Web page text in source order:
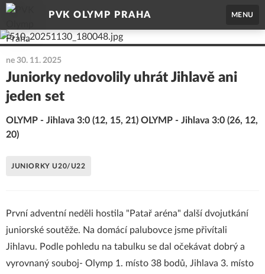
PVK OLYMP PRAHA MENU
ne 30. 11. 2025
Juniorky nedovolily uhrát Jihlavě ani
jeden set
OLYMP - Jihlava 3:0 (12, 15, 21) OLYMP - Jihlava 3:0 (26, 12,
20)
JUNIORKY U20/U22
První adventní neděli hostila "Patař aréna" další dvojutkání
juniorské soutěže. Na domácí palubovce jsme přivítali
Jihlavu. Podle pohledu na tabulku se dal očekávat dobrý a
vyrovnaný souboj- Olymp 1. místo 38 bodů, Jihlava 3. místo